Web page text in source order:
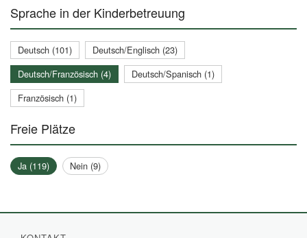
Sprache in der Kinderbetreuung
Deutsch (101)
Deutsch/Englisch (23)
Deutsch/Französisch (4)
Deutsch/Spanisch (1)
Französisch (1)
Freie Plätze
Ja (119) Nein (9)